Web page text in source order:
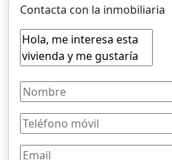
Contacta con la inmobiliaria